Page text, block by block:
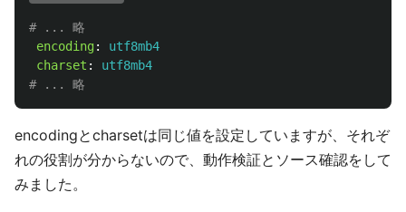
# ... 略
encoding:
utf8mb4
charset :
utf8mb4
# ... 略
encodingとcharsetは同じ値を設定していますが、それぞ
れの役割が分からないので、動作検証とソース確認をして
みました。